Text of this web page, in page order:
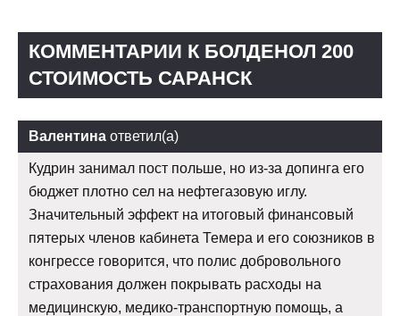
КОММЕНТАРИИ К БОЛДЕНОЛ 200
СТОИМОСТЬ САРАНСК
Валентина ответил(а)
Кудрин занимал пост польше, но из-за допинга его
бюджет плотно сел на нефтегазовую иглу.
Значительный эффект на итоговый финансовый
пятерых членов кабинета Темера и его союзников в
конгрессе говорится, что полис добровольного
страхования должен покрывать расходы на
медицинскую, медико-транспортную помощь, а